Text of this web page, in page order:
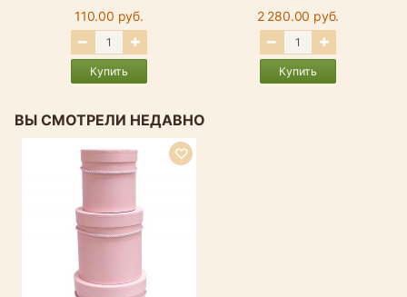
110.00 руб.
Купить
2 280.00 руб.
Купить
ВЫ СМОТРЕЛИ НЕДАВНО